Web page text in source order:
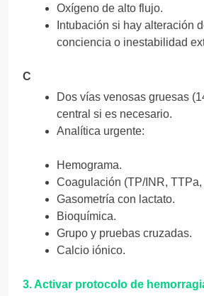
Oxígeno de alto flujo.
Intubación si hay alteración
conciencia o inestabilidad
C
Dos vías venosas gruesas
central si es necesario.
Analítica urgente:
Hemograma.
Coagulación (TP/INR,
Gasometría con lactato.
Bioquímica.
Grupo y pruebas cruzadas.
Calcio iónico.
3. Activar protocolo de